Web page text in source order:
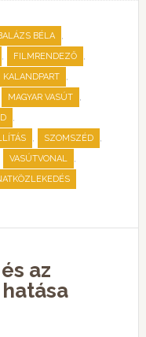
BÉLA ,
, FILMRENDEZŐ ,
KALANDPART ,
MAGYAR VASÚT ,
,
, SZOMSZÉD ,
VASÚTVONAL ,
az